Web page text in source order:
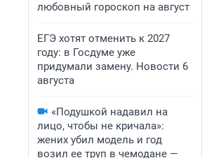
любовный гороскоп на август
ЕГЭ хотят отменить к 2027
году: в Госдуме уже
придумали замену. Новости 6
августа
«Подушкой надавил на
лицо, чтобы не кричала»:
жених убил модель и год
возил ее труп в чемодане —